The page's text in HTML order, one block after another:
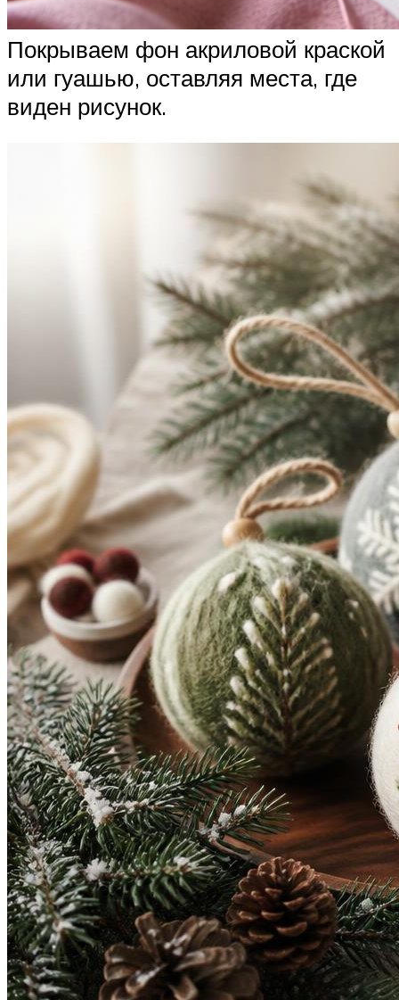
Покрываем фон акриловой краской
или гуашью, оставляя места, где
виден рисунок.